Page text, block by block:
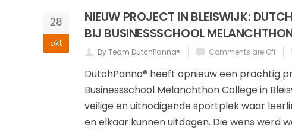
28
okt
NIEUW PROJECT IN BLEISWIJK:
BIJ BUSINESSSCHOOL
By Team DutchPanna® Comments are Off
DutchPanna® heeft opnieuw een prachtig
Businessschool Melanchthon College in
veilige en uitnodigende sportplek waar
en elkaar kunnen uitdagen. Die wens werd